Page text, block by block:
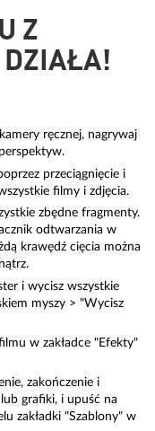
Z
DZIAŁA!
ręcznej, nagrywaj
przeciągnięcie i
filmy i zdjęcia.
zbędne fragmenty.
odtwarzania w
krawędź cięcia można
i wycisz wszystkie
myszy > "Wycisz
w zakładce "Efekty"
zakończenie i
grafiki, i upuść na
zakładki "Szablony" w